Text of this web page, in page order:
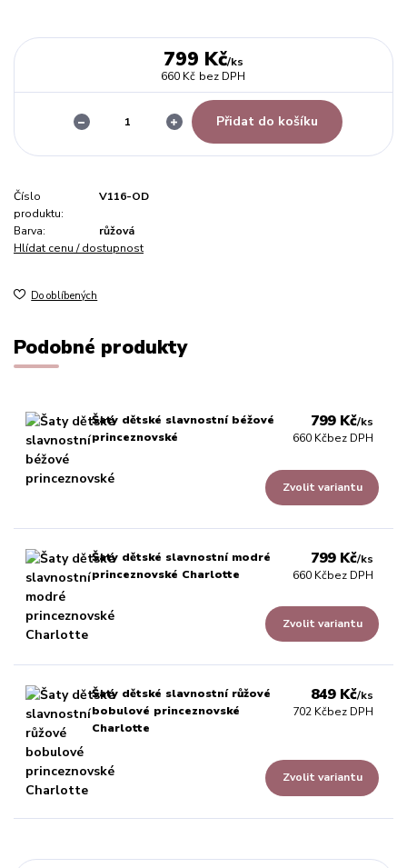
799 Kč/ks
660 Kč bez DPH
Přidat do košíku
Číslo
produktu:
V116-OD
Barva:
růžová
Hlídat cenu / dostupnost
Do oblíbených
Podobné produkty
Šaty dětské slavnostní béžové
princeznovské
799 Kč/ks
660 Kčbez DPH
Zvolit variantu
Šaty dětské slavnostní modré
princeznovské Charlotte
799 Kč/ks
660 Kčbez DPH
Zvolit variantu
Šaty dětské slavnostní růžové
bobulové princeznovské
Charlotte
849 Kč/ks
702 Kčbez DPH
Zvolit variantu